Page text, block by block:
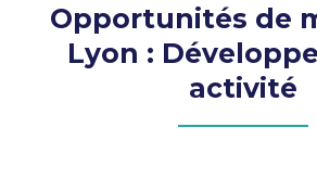
Opportunités de
Lyon :
activité